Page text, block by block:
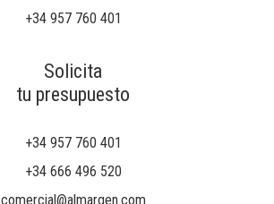
+34 957 760 401
Solicita
tu presupuesto
+34 957 760 401
+34 666 496 520
comercial@almargen.com